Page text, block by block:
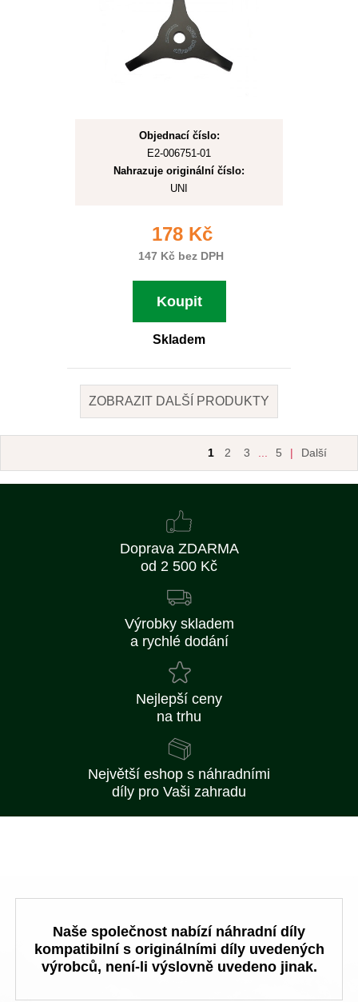
Objednací číslo:
E2-006751-01
Nahrazuje originální číslo:
UNI
178 Kč
147 Kč bez DPH
Koupit
Skladem
ZOBRAZIT DALŠÍ PRODUKTY
1 2 3 5 | Další
Doprava ZDARMA
od 2 500 Kč
Výrobky skladem
a rychlé dodání
Nejlepší ceny
na trhu
Největší eshop s náhradními
díly pro Vaši zahradu
Naše společnost nabízí náhradní díly
kompatibilní s originálními díly uvedených
výrobců, není-li výslovně uvedeno jinak.